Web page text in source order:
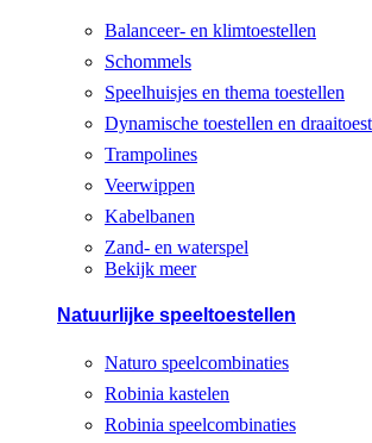
Balanceer- en klimtoestellen
Schommels
Speelhuisjes en thema toestellen
Dynamische toestellen en
Trampolines
Veerwippen
Kabelbanen
Zand- en waterspel
Bekijk meer
Natuurlijke speeltoestellen
Naturo speelcombinaties
Robinia kastelen
Robinia speelcombinaties